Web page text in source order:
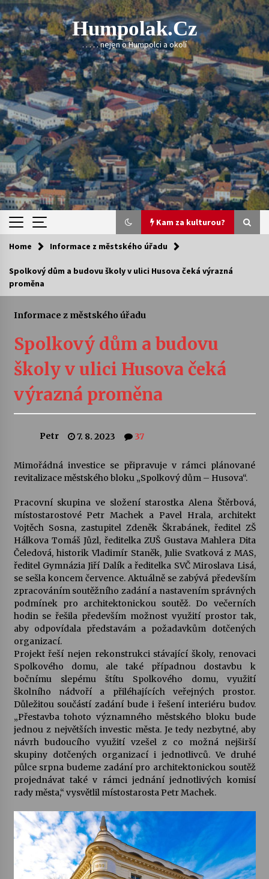
Skip
to
content
Humpolak.cz
. . . . . nejen o Humpolci a okolí
Kam za kulturou?
Kam za kulturou?
4. 8. 2026
Vernisáž výstavy Josefíny Duškové: Stávám se
kapkou
30. 7. 2026
Veselí muzikanti
30. 7. 2026
šedesátka: 28. 7.–1. 8. 2026
28. 7. 2026
Letní koncerty ve Stromovce: Kolchoz a
Jenakaši
28. 7. 2026
Votavžatský ploty
23. 7. 2026
Letní koncerty ve Stromovce: Rufus Miller
22. 7. 2026
Vysočinka
17. 7. 2026
Ozvěny prázdnin
14. 7. 2026
Za kulturou kousek za Humpolec. V Želivě ožije
odkaz Josefa Čapka
Varhanní recitál Michala Novenka v Klášteře
Želiv
3. 7. 2026
Home Informace z městského úřadu
Spolkový dům a budovu školy v ulici Husova čeká výrazná
proměna
Informace z městského úřadu
Spolkový dům a budovu
školy v ulici Husova čeká
výrazná proměna
Petr 7. 8. 2023 37
Mimořádná investice se připravuje v rámci plánované
revitalizace městského bloku „Spolkový dům – Husova“.
Pracovní skupina ve složení starostka Alena Štěrbová,
místostarostové Petr Machek a Pavel Hrala, architekt
Vojtěch Sosna, zastupitel Zdeněk Škrabánek, ředitel ZŠ
Hálkova Tomáš Jůzl, ředitelka ZUŠ Gustava Mahlera Dita
Čeledová, historik Vladimír Staněk, Julie Svatková z MAS,
ředitel Gymnázia Jiří Dalík a ředitelka SVČ Miroslava Lisá,
se sešla koncem července. Aktuálně se zabývá především
zpracováním soutěžního zadání a nastavením správných
podmínek pro architektonickou soutěž. Do večerních
hodin se řešila především možnost využití prostor tak,
aby odpovídala představám a požadavkům dotčených
organizací.
Projekt řeší nejen rekonstrukci stávající školy, renovaci
Spolkového domu, ale také případnou dostavbu k
bočnímu slepému štítu Spolkového domu, využití
školního nádvoří a přiléhajících veřejných prostor.
Důležitou součástí zadání bude i řešení interiéru budov.
„Přestavba tohoto významného městského bloku bude
jednou z největších investic města. Je tedy nezbytné, aby
návrh budoucího využití vzešel z co možná nejširší
skupiny dotčených organizací i jednotlivců. Ve druhé
půlce srpna budeme zadání pro architektonickou soutěž
projednávat také v rámci jednání jednotlivých komisí
rady města,“ vysvětlil místostarosta Petr Machek.